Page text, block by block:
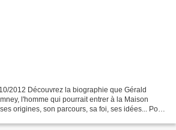
2012 Découvrez la biographie que Gérald
l'homme qui pourrait entrer à la Maison
origines, son parcours, sa foi, ses idées... Pour